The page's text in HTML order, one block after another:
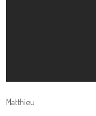
Matthieu